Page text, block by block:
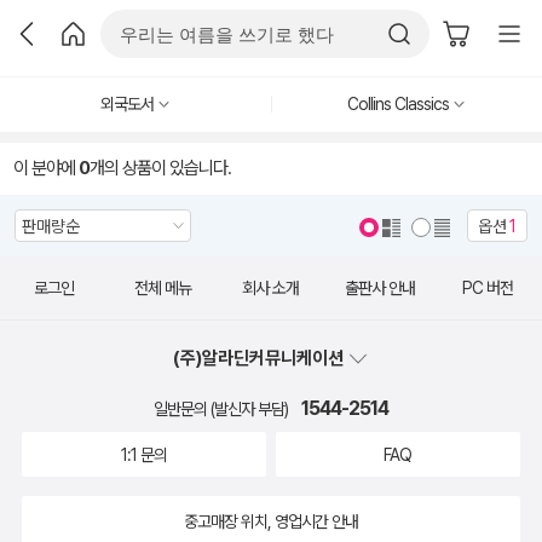
외국도서 Collins Classics
이 분야에 0개의 상품이 있습니다.
옵션1
로그인 전체 메뉴 회사 소개 출판사 안내 PC 버전
(주)알라딘커뮤니케이션
일반문의 (발신자 부담) 1544-2514
1:1 문의 FAQ
중고매장 위치, 영업시간 안내